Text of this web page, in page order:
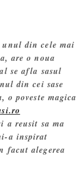
unul din cele mai
are o noua
se afla sasul
din cei sase
o poveste magica
a reusit sa ma
a inspirat
facut alegerea